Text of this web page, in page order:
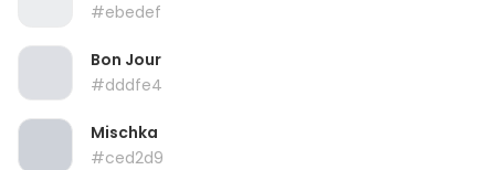
#ebedef
Bon Jour
#dddfe4
Mischka
#ced2d9